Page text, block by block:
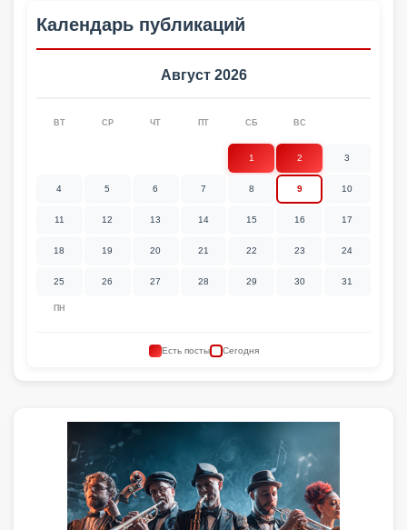
Календарь публикаций
Август 2026
ПН
ВТ СР ЧТ ПТ СБ ВС
1 2 3
4 5 6 7 8 9 10
11 12 13 14 15 16 17
18 19 20 21 22 23 24
25 26 27 28 29 30 31
Есть посты Сегодня